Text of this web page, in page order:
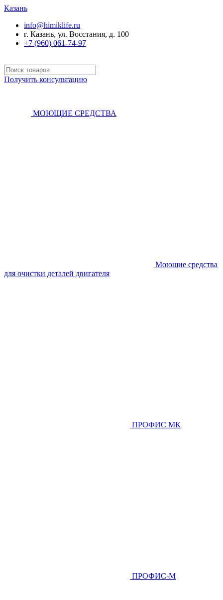
Казань
info@himiklife.ru
г. Казань, ул. Восстания, д. 100
+7 (960) 061-74-97
Получить консультацию
МОЮЩИЕ СРЕДСТВА
Моющие средства
для очистки деталей двигателя
ПРОФИС МК
ПРОФИС-М